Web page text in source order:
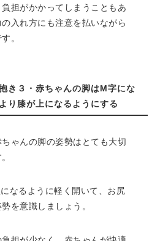
担がかかってしまうこともあ
入れ方にも注意を払いながら
。
き３・赤ちゃんの脚はM字にな
り膝が上になるようにする
ゃんの脚の姿勢はとても大切
なるように軽く開いて、お尻
を意識しましょう。